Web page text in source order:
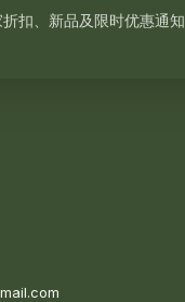
扣、新品及限时优惠通知